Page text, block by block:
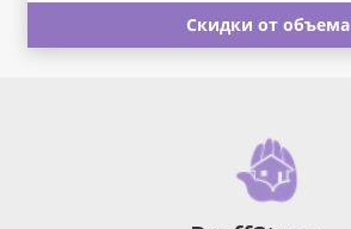
Скидки от объема